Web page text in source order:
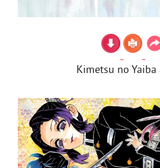
Kimetsu no